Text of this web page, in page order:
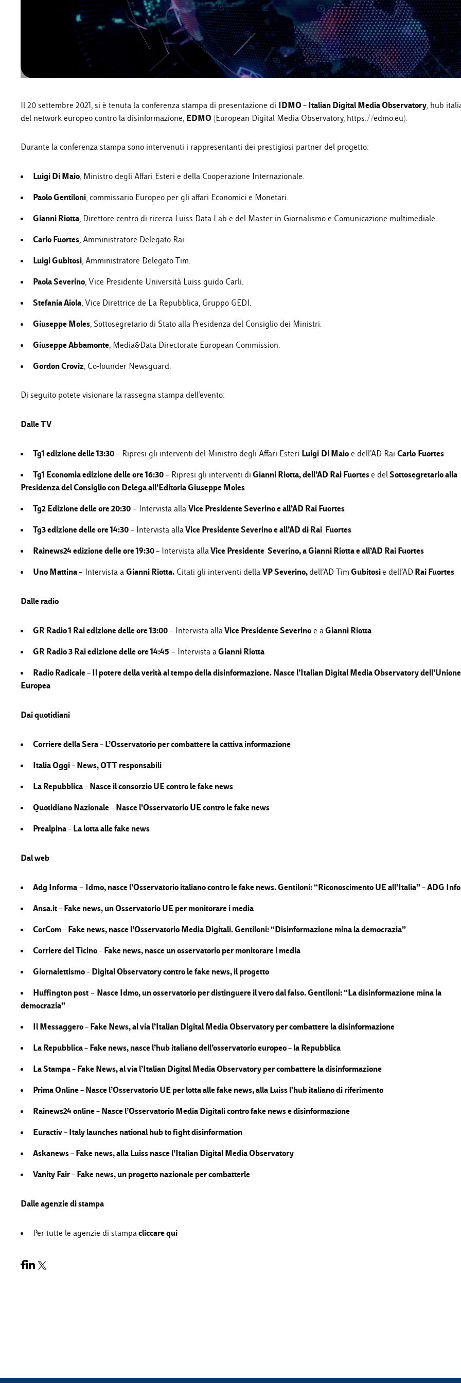
Il 20 settembre 2021, si è tenuta la conferenza stampa di presentazione di IDMO – Italian Digital Media Observatory, hub
del network europeo contro la disinformazione, EDMO(European Digital Media Observatory, https://edmo.eu).
Durante la conferenza stampa sono intervenuti i rappresentanti dei prestigiosi partner del progetto:
Luigi Di Maio, Ministro degli Affari Esteri e della Cooperazione Internazionale.
Paolo Gentiloni, commissario Europeo per gli affari Economici e Monetari.
Gianni Riotta, Direttore centro di ricerca Luiss Data Lab e del Master in Giornalismo e Comunicazione multimediale.
Carlo Fuortes, Amministratore Delegato Rai.
Luigi Gubitosi, Amministratore Delegato Tim.
Paola Severino, Vice Presidente Università Luiss guido Carli.
Stefania Aiola, Vice Direttrice de La Repubblica, Gruppo GEDI.
Giuseppe Moles, Sottosegretario di Stato alla Presidenza del Consiglio dei Ministri.
Giuseppe Abbamonte, Media&Data Directorate European Commission.
Gordon Croviz, Co-founder Newsguard.
Di seguito potete visionare la rassegna stampa dell’evento:
Dalle TV
Tg1 edizione delle 13:30– Ripresi gli interventi del Ministro degli Affari Esteri Luigi Di Maioe dell’AD Rai Carlo Fuortes
Tg1 Economia edizione delle ore 16:30– Ripresi gli interventi diGianni Riotta, dell’AD Rai Fuortese delSottosegretario alla
Presidenza del Consiglio con Delega all’Editoria Giuseppe Moles
Tg2 Edizione delle ore 20:30– Intervista allaVice Presidente Severino e all’AD Rai Fuortes
Tg3 edizione delle ore 14:30– Intervista allaVice Presidente Severino e all’AD di Rai Fuortes
Rainews24 edizione delle ore 19:30– Intervista allaVice Presidente Severino, a Gianni Riotta e all’AD Rai Fuortes
Uno Mattina– Intervista aGianni Riotta. Citati gli interventi dellaVP Severino,dell’AD TimGubitosie dell’ADRai Fuortes
Dalle radio
GR Radio 1 Raiedizione delle ore 13:00– Intervista allaVice Presidente Severinoe aGianni Riotta
GR Radio 3 Raiedizione delle ore 14:45 – Intervista aGianni Riotta
Radio Radicale –Il potere della verità al tempo della disinformazione. Nasce l’Italian Digital Media Observatory dell’Unione
Europea
Dai quotidiani
Corriere della Sera –L’Osservatorio per combattere la cattiva informazione
Italia Oggi –News, OTT responsabili
La Repubblica –Nasce il consorzio UE contro le fake news
Quotidiano Nazionale –Nasce l’Osservatorio UE contro le fake news
Prealpina –La lotta alle fake news
Dal web
Adg Informa– Idmo, nasce l’Osservatorio italiano contro le fake news. Gentiloni: “Riconoscimento UE all’Italia” – ADG
Ansa.it –Fake news, un Osservatorio UE per monitorare i media
CorCom –Fake news, nasce l’Osservatorio Media Digitali. Gentiloni: “Disinformazione mina la democrazia”
Corriere del Ticino –Fake news, nasce un osservatorio per monitorare i media
Giornalettismo –Digital Observatory contro le fake news, il progetto
Huffington post– Nasce Idmo, un osservatorio per distinguere il vero dal falso. Gentiloni: “La disinformazione mina la
democrazia”
Il Messaggero –Fake News, al via l’Italian Digital Media Observatory per combattere la disinformazione
La Repubblica –Fake news, nasce l’hub italiano dell’osservatorio europeo – la Repubblica
La Stampa –Fake News, al via l’Italian Digital Media Observatory per combattere la disinformazione
Prima Online –Nasce l’Osservatorio UE per lotta alle fake news, alla Luiss l’hub italiano di riferimento
Rainews24 online –Nasce l’Osservatorio Media Digitali contro fake news e disinformazione
Euractiv –Italy launches national hub to fight disinformation
Askanews –Fake news, alla Luiss nasce l’Italian Digital Media Observatory
Vanity Fair –Fake news, un progetto nazionale per combatterle
Dalle agenzie di stampa
Per tutte le agenzie di stampacliccare qui